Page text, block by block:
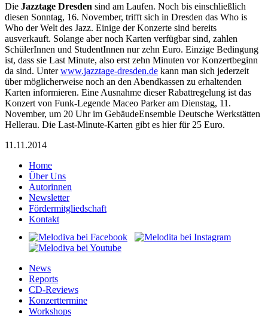
Die Jazztage Dresden sind am Laufen. Noch bis einschließlich
diesen Sonntag, 16. November, trifft sich in Dresden das Who is
Who der Welt des Jazz. Einige der Konzerte sind bereits
ausverkauft. Solange aber noch Karten verfügbar sind, zahlen
SchülerInnen und StudentInnen nur zehn Euro. Einzige Bedingung
ist, dass sie Last Minute, also erst zehn Minuten vor Konzertbeginn
da sind. Unterwww.jazztage-dresden.de kann man sich jederzeit
über möglicherweise noch an den Abendkassen zu erhaltenden
Karten informieren. Eine Ausnahme dieser Rabattregelung ist das
Konzert von Funk-Legende Maceo Parker am Dienstag, 11.
November, um 20 Uhr im GebäudeEnsemble Deutsche Werkstätten
Hellerau. Die Last-Minute-Karten gibt es hier für 25 Euro.
11.11.2014
Home
Über Uns
Autorinnen
Newsletter
Fördermitgliedschaft
Kontakt
News
Reports
CD-Reviews
Konzerttermine
Workshops